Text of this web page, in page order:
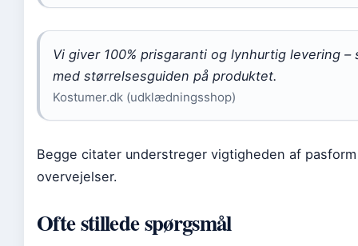
Vi giver 100% prisgaranti og lynhurtig levering
med størrelsesguiden på produktet.
Kostumer.dk (udklædningsshop)
Begge citater understreger vigtigheden af
overvejelser.
Ofte stillede spørgsmål